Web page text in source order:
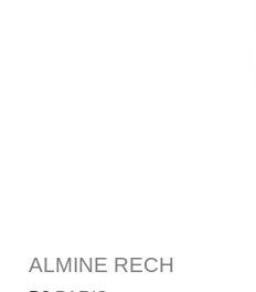
ALMINE RECH